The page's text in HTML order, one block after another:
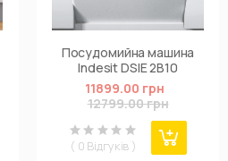
Посудомийна машина
Indesit DSIE 2B10
11899.00 грн
12799.00 грн
( 0 Відгуків )